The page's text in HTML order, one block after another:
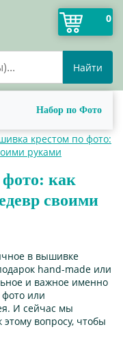
0
Найти
Набор по Фото
крестом по фото:
руками
как
своими
в вышивке
hand-made или
и важное именно
или
И сейчас мы
вопросу, чтобы